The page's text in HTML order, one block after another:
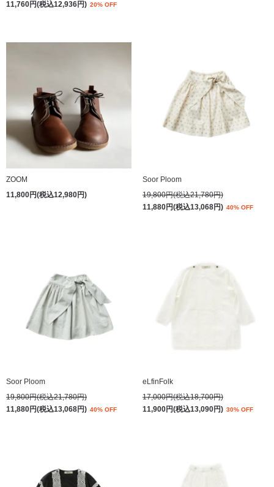
11,760円(税込12,936円) 20% OFF
ZOOM
11,800円(税込12,980円)
Soor Ploom
19,800円(税込21,780円)
11,880円(税込13,068円) 40% OFF
Soor Ploom
19,800円(税込21,780円)
11,880円(税込13,068円) 40% OFF
eLfinFolk
17,000円(税込18,700円)
11,900円(税込13,090円) 30% OFF